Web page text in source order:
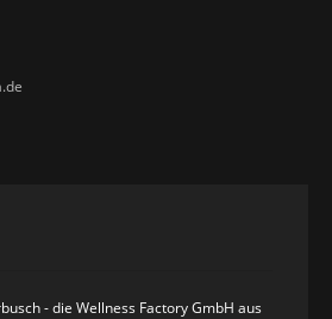
- die Wellness Factory GmbH aus